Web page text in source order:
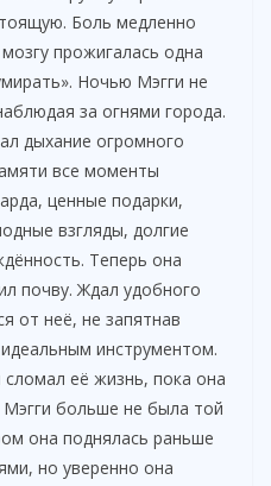
Боль медленно
прожигалась одна
Ночью Мэгги не
за огнями города.
дыхание огромного
все моменты
ценные подарки,
взгляды, долгие
Теперь она
почву. Ждал удобного
от неё, не запятнав
инструментом.
её жизнь, пока она
больше не была той
она поднялась раньше
но уверенно она